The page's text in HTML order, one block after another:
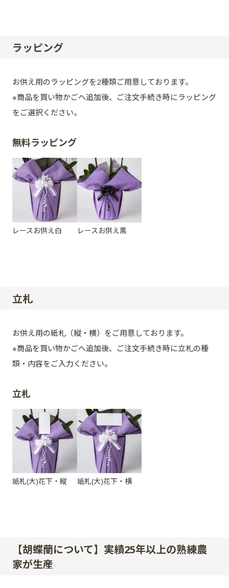
ラッピング
お供え用のラッピングを2種類ご用意しております。
※商品を買い物かごへ追加後、ご注文手続き時にラッピング
をご選択ください。
無料ラッピング
レースお供え白 レースお供え黒
立札
お供え用の紙札（縦・横）をご用意しております。
※商品を買い物かごへ追加後、ご注文手続き時に立札の種
類・内容をご入力ください。
立札
紙札(大)花下・縦 紙札(大)花下・横
【胡蝶蘭について】実績25年以上の熟練農
家が生産